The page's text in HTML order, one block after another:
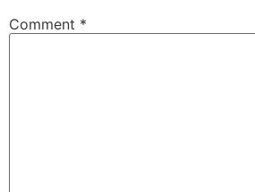
Comment *